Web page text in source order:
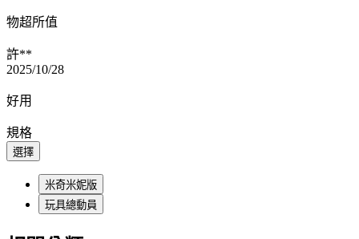
物超所值
許**
2025/10/28
好用
規格
選擇
米奇米妮版
玩具總動員